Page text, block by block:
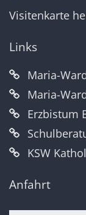
Visitenkarte
Links
Maria-
Maria-
Erzbistum
KSW
Anfahrt